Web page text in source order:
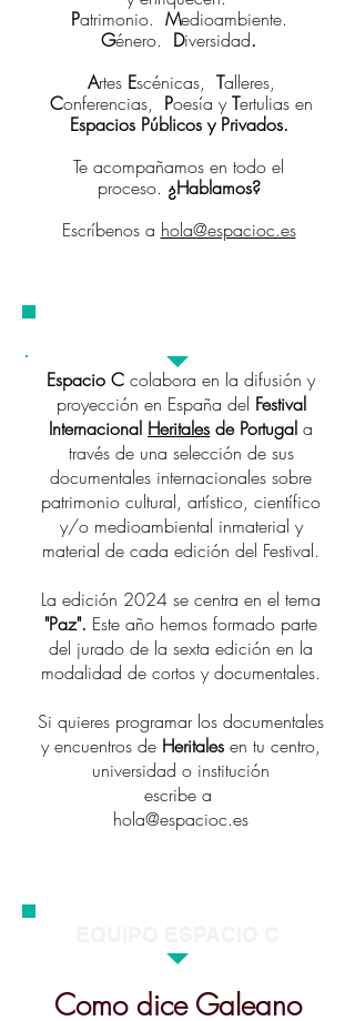
Patrimonio. Medioambiente.
Género. Diversidad.
Artes Escénicas, Talleres,
Conferencias, Poesía yTertulias en
Espacios Públicos y Privados.
Te acompañamos en todo el
proceso. ​ ¿Hablamos?
Escríbenos a hola@espacioc.es
Espacio C colabora en la difusión y
proyección en España del Festival
Internacional Heritales de Portugal a
través de una selección de sus
documentales internacionales sobre
patrimonio cultural, artístico, científico
y/o medioambiental inmaterial y
material de cada edición del Festival.
La edición 2024 se centra en el tema
"Paz". Este año hemos formado parte
del jurado de la sexta edición en la
modalidad de cortos y documentales.
Si quieres programar los documentales
y encuentros de Heritales en tu centro,
universidad o institución
escribe a
hola@espacioc.es
Como dice Galeano